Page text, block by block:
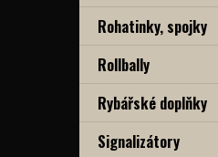
Rohatinky, spojky
Rollbally
Rybářské doplňky
Signalizátory